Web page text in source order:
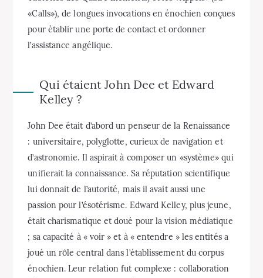
«Calls»), de longues invocations en énochien conçues
pour établir une porte de contact et ordonner
l’assistance angélique.
Qui étaient John Dee et Edward
Kelley ?
John Dee était d’abord un penseur de la Renaissance
: universitaire, polyglotte, curieux de navigation et
d’astronomie. Il aspirait à composer un «système» qui
unifierait la connaissance. Sa réputation scientifique
lui donnait de l’autorité, mais il avait aussi une
passion pour l’ésotérisme. Edward Kelley, plus jeune,
était charismatique et doué pour la vision médiatique
; sa capacité à « voir » et à « entendre » les entités a
joué un rôle central dans l’établissement du corpus
énochien. Leur relation fut complexe : collaboration